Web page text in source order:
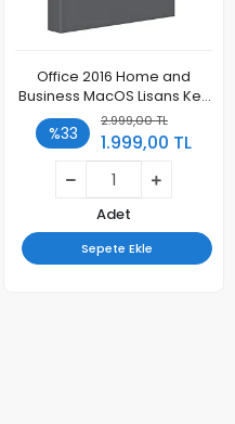
Office 2016 Home and
Business MacOS Lisans Key
- Maile Kayıt
%33
2.999,00 TL
1.999,00 TL
Adet
Sepete Ekle